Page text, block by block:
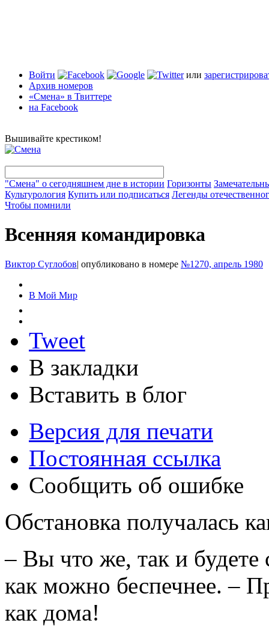
Войти или
Архив номеров
«Смена» в Твиттере
на Facebook
Вышивайте крестиком!
"Смена" о сегодняшнем дне в истории Горизонты
Культурология Купить или подписаться Легенды
Чтобы помнили
Всенняя командировка
Виктор Суглобов| опубликовано в номере №1270, апрель 1980
В Мой Мир
Tweet
В закладки
Вставить в блог
Версия для печати
Постоянная ссылка
Сообщить об ошибке
Обстановка получалась
– Вы что же, так и будете
как можно беспечнее. –
как дома!